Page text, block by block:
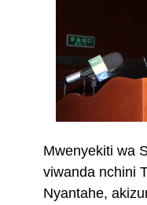
Mwenyekiti wa
viwanda nchini
Nyantahe,